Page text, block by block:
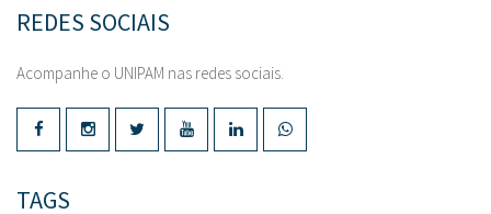
REDES SOCIAIS
Acompanhe o UNIPAM nas redes sociais.
TAGS